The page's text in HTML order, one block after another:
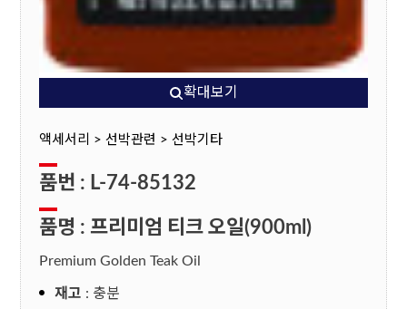
확대보기
액세서리 > 선박관련 > 선박기타
품번 : L-74-85132
품명 : 프리미엄 티크 오일(900ml)
Premium Golden Teak Oil
재고 : 충분